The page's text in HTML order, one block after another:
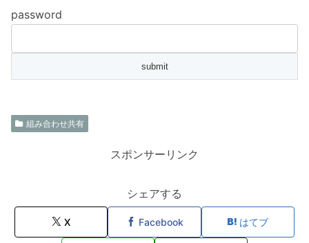
password
組み合わせ共有
スポンサーリンク
シェアする
X Facebook はてブ